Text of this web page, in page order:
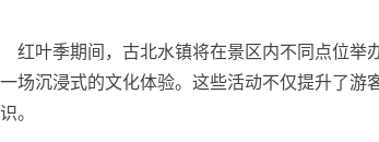
红叶季期间，古北水镇将在景区内不同点位举
场沉浸式的文化体验。这些活动不仅提升了
。